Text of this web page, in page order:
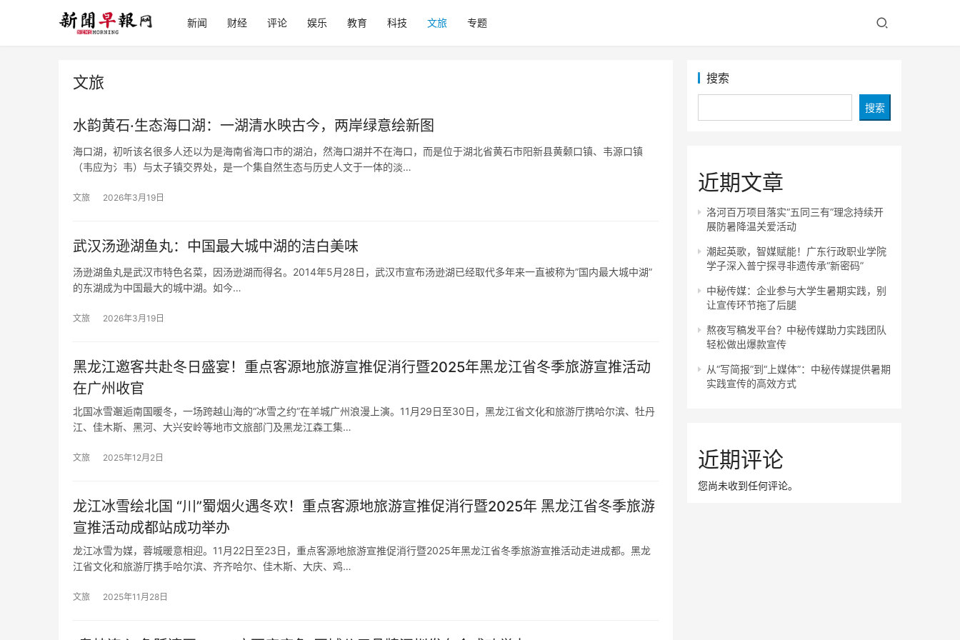
新闻 财经 评论 娱乐 教育 科技 文旅 专题
文旅
水韵黄石·生态海口湖：一湖清水映古今，两岸绿意绘新图
海口湖，初听该名很多人还以为是海南省海口市的湖泊，然海口湖并不在海口，而是位于湖北省黄石市阳新县黄颡口镇、韦源口镇
（韦应为氵韦）与太子镇交界处，是一个集自然生态与历史人文于一体的淡…
文旅 2026年3月19日
武汉汤逊湖鱼丸：中国最大城中湖的洁白美味
汤逊湖鱼丸是武汉市特色名菜，因汤逊湖而得名。2014年5月28日，武汉市宣布汤逊湖已经取代多年来一直被称为”国内最大城中湖”
的东湖成为中国最大的城中湖。如今…
文旅 2026年3月19日
黑龙江邀客共赴冬日盛宴！重点客源地旅游宣推促消行暨2025年黑龙江省冬季旅游宣推活动
在广州收官
​北国冰雪邂逅南国暖冬，一场跨越山海的“冰雪之约”在羊城广州浪漫上演。11月29日至30日，黑龙江省文化和旅游厅携哈尔滨、牡丹
江、佳木斯、黑河、大兴安岭等地市文旅部门及黑龙江森工集…
文旅 2025年12月2日
龙江冰雪绘北国 “川”蜀烟火遇冬欢！重点客源地旅游宣推促消行暨2025年 黑龙江省冬季旅游
宣推活动成都站成功举办
​龙江冰雪为媒，蓉城暖意相迎。11月22日至23日，重点客源地旅游宣推促消行暨2025年黑龙江省冬季旅游宣推活动走进成都。黑龙
江省文化和旅游厅携手哈尔滨、齐齐哈尔、佳木斯、大庆、鸡…
文旅 2025年11月28日
搜索
搜索
近期文章
洛河百万项目落实“五同三有”理念持续开
展防暑降温关爱活动
潮起英歌，智媒赋能！广东行政职业学院
学子深入普宁探寻非遗传承“新密码”
中秘传媒：企业参与大学生暑期实践，别
让宣传环节拖了后腿
熬夜写稿发平台？中秘传媒助力实践团队
轻松做出爆款宣传
从“写简报”到“上媒体”：中秘传媒提供暑期
实践宣传的高效方式
近期评论
您尚未收到任何评论。